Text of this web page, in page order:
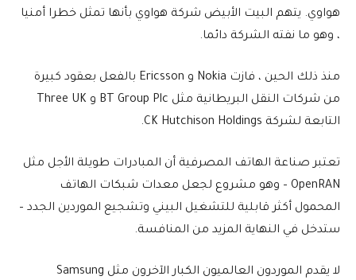
هواوي. يتهم البيت الأبيض شركة هواوي بأنها تمثل خطرا أمنيا
، وهو ما نفته الشركة دائما.
منذ ذلك الحين ، فازت Nokia و Ericsson بالفعل بعقود كبيرة
من شركات النقل البريطانية مثل BT Group Plc و Three UK
التابعة لشركة CK Hutchison Holdings.
تعتبر صناعة الهاتف المصرفية أن المبادرات طويلة الأجل مثل
OpenRAN – وهو مشروع لجعل معدات شبكات الهاتف
المحمول أكثر قابلية للتشغيل البيني وتشجيع الموردين الجدد –
ستدخل في النهاية المزيد من المنافسة.
لا يقدم الموردون العالميون الكبار الآخرون مثل Samsung